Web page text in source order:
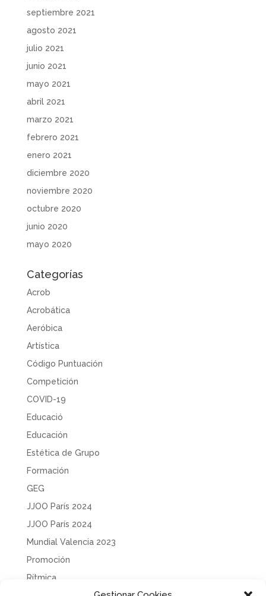
septiembre 2021
agosto 2021
julio 2021
junio 2021
mayo 2021
abril 2021
marzo 2021
febrero 2021
enero 2021
diciembre 2020
noviembre 2020
octubre 2020
junio 2020
mayo 2020
Categorías
Acrob
Acrobática
Aeróbica
Artística
Código Puntuación
Competición
COVID-19
Educació
Educación
Estética de Grupo
Formación
GEG
JJOO París 2024
JJOO París 2024
Mundial Valencia 2023
Promoción
Rítmica